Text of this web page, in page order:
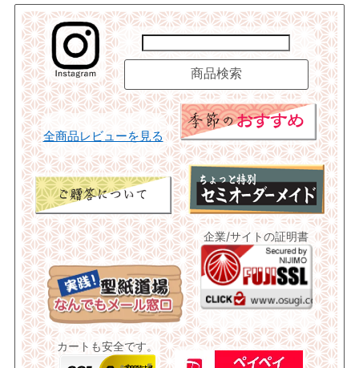
全商品レビューを見る
企業/サイトの証明書
カートも安全です。